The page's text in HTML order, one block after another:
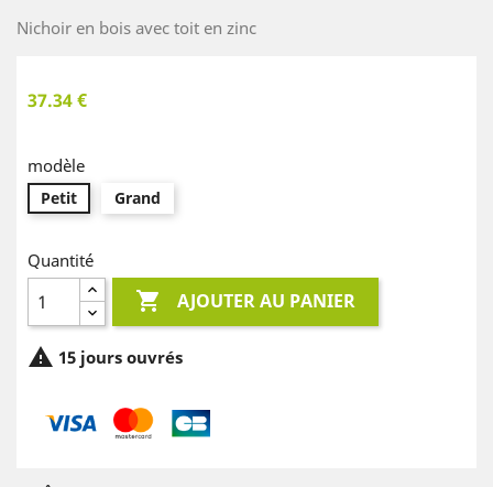
Nichoir en bois avec toit en zinc
37.34 €
modèle
Petit Grand
Quantité
 AJOUTER AU PANIER
 15 jours ouvrés